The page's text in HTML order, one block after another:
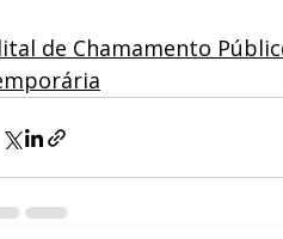
de Chamamento